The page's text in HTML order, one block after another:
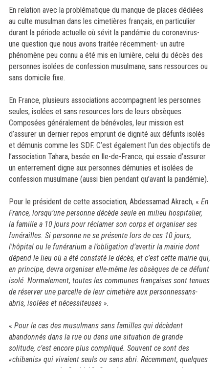
En relation avec la problématique du manque de places dédiées
au culte musulman dans les cimetières français, en particulier
durant la période actuelle où sévit la pandémie du coronavirus-
une question que nous avons traitée récemment- un autre
phénomène peu connu a été mis en lumière, celui du décès des
personnes isolées de confession musulmane, sans ressources ou
sans domicile fixe.
En France, plusieurs associations accompagnent les personnes
seules, isolées et sans resources lors de leurs obsèques.
Composées généralement de bénévoles, leur mission est
d’assurer un dernier repos emprunt de dignité aux défunts isolés
et démunis comme les SDF. C’est également l’un des objectifs de
l’association Tahara, basée en Ile-de-France, qui essaie d’assurer
un enterrement digne aux personnes démunies et isolées de
confession musulmane (aussi bien pendant qu’avant la pandémie).
Pour le président de cette association, Abdessamad Akrach, « En
France, lorsqu’une personne décède seule en milieu hospitalier,
la famille a 10 jours pour réclamer son corps et organiser ses
funérailles. Si personne ne se présente lors de ces 10 jours,
l'hôpital ou le funérarium a l’obligation d’avertir la mairie dont
dépend le lieu où a été constaté le décès, et c’est cette mairie qui,
en principe, devra organiser elle-même les obsèques de ce défunt
isolé. Normalement, toutes les communes françaises sont tenues
de réserver une parcelle de leur cimetière aux personnessans-
abris, isolées et nécessiteuses ».
« Pour le cas des musulmans sans familles qui décèdent
abandonnés dans la rue ou dans une situation de grande
solitude, c’est encore plus compliqué. Souvent ce sont des
«chibanis» qui vivaient seuls ou sans abri. Récemment, quelques